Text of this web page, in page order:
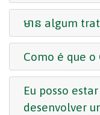
មាន algum
Como é que o
Eu posso
desenvolver